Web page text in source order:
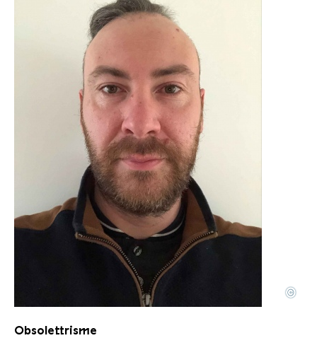
Apotre obsolettrismes
Copyright: Apotre
©
Obsolettrisme